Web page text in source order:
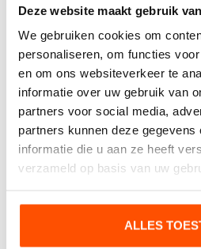
Deze website maakt gebruik
We gebruiken cookies om
personaliseren, om functies
en om ons websiteverkeer te
informatie over uw gebruik van
partners voor social media,
partners kunnen deze
informatie die u aan ze heeft
verzameld op basis van uw
ALLES
Heeft u interesse of wilt